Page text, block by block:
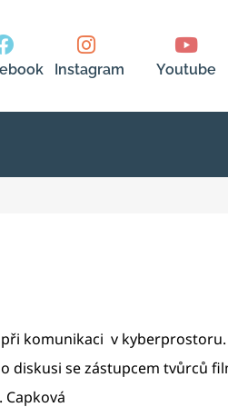
Instagram Youtube
komunikaci v
diskusi se zástupcem tvůrců